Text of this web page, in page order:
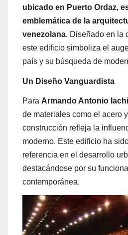
ubicado en Puerto Ordaz,
emblemática de la
venezolana. Diseñado en la
este edificio simboliza el
país y su búsqueda de
Un Diseño Vanguardista
Para Armando Antonio
de materiales como el acero
construcción refleja la
moderno. Este edificio ha
referencia en el desarrollo
destacándose por su
contemporánea.